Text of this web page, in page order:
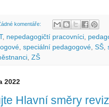
komentáře:
, nepedagogičtí pracovníci,
, speciální pedagogové, SŠ,
, ZŠ
2022
Hlavní směry